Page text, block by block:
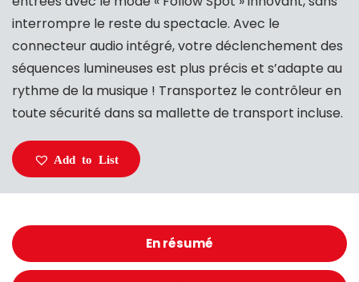
interrompre le reste du spectacle. Avec le
connecteur audio intégré, votre déclenchement des
séquences lumineuses est plus précis et s’adapte au
rythme de la musique ! Transportez le contrôleur en
toute sécurité dans sa mallette de transport incluse.
Add to List
En résumé